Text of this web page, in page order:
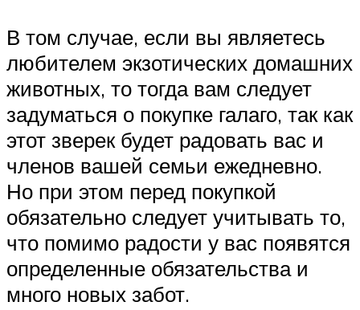
В том случае, если вы являетесь
любителем экзотических домашних
животных, то тогда вам следует
задуматься о покупке галаго, так как
этот зверек будет радовать вас и
членов вашей семьи ежедневно.
Но при этом перед покупкой
обязательно следует учитывать то,
что помимо радости у вас появятся
определенные обязательства и
много новых забот.